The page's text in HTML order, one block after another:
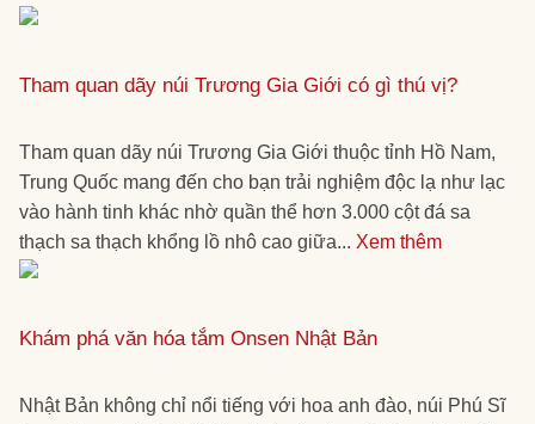
Tham quan dãy núi Trương Gia Giới có gì thú vị?
Tham quan dãy núi Trương Gia Giới thuộc tỉnh Hồ Nam,
Trung Quốc mang đến cho bạn trải nghiệm độc lạ như lạc
vào hành tinh khác nhờ quần thể hơn 3.000 cột đá sa
thạch sa thạch khổng lồ nhô cao giữa... Xem thêm
Khám phá văn hóa tắm Onsen Nhật Bản
Nhật Bản không chỉ nổi tiếng với hoa anh đào, núi Phú Sĩ